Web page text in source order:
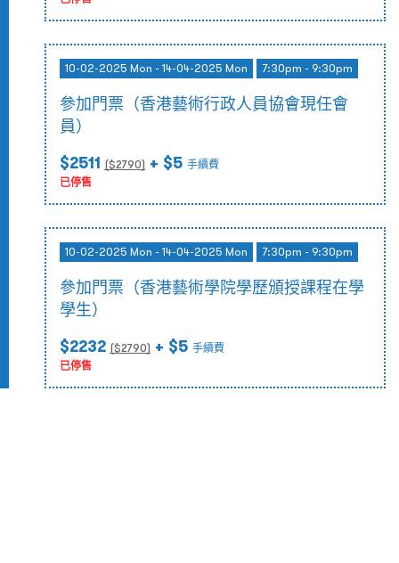
10-02-2025 Mon - 14-04-2025 Mon 7:30pm - 9:30pm
參加門票（香港藝術行政人員協會現任會
員）
$2511 ($2790) + $5 手續費
已停售
10-02-2025 Mon - 14-04-2025 Mon 7:30pm - 9:30pm
參加門票（香港藝術學院學歷頒授課程在學
學生）
$2232 ($2790) + $5 手續費
已停售